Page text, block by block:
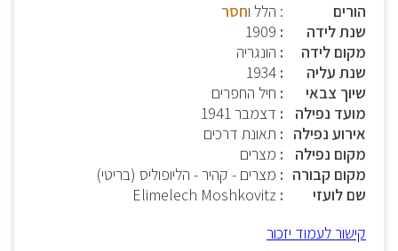
הורים
: הלל ו חסר
שנת לידה
1909
מקום לידה
הונגריה
שנת עליה
1934
שיוך צבאי
חיל החפרים
מועד נפילה
דצמבר 1941
אירוע נפילה
תאונת דרכים
מקום נפילה
מצרים
מקום קבורה
מצרים - קהיר - הליופוליס (בריטי)
שם לועזי
Elimelech Moshkovitz
קישור לעמוד יזכור